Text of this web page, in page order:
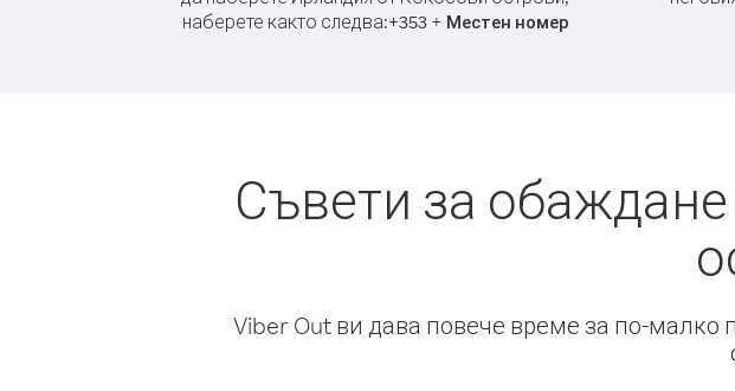
наберете както следва:+353+ Местен номер
Съвети за
Viber Out ви дава повече време за по-малко